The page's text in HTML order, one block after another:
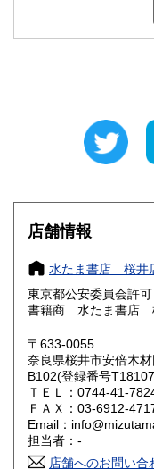
滋賀県
大阪府
奈良県
鳥取県
岡山県
山口県
香川県
店舗情報
水たま書店 桜井
東京都公安委員会許
書籍商 水たま書店
〒633-0055
奈良県桜井市安倍木
B102(登録番号
ＴＥＬ：0744-41-
ＦＡＸ：03-6912-
Email：
担当者：-
店舗へのお問い合